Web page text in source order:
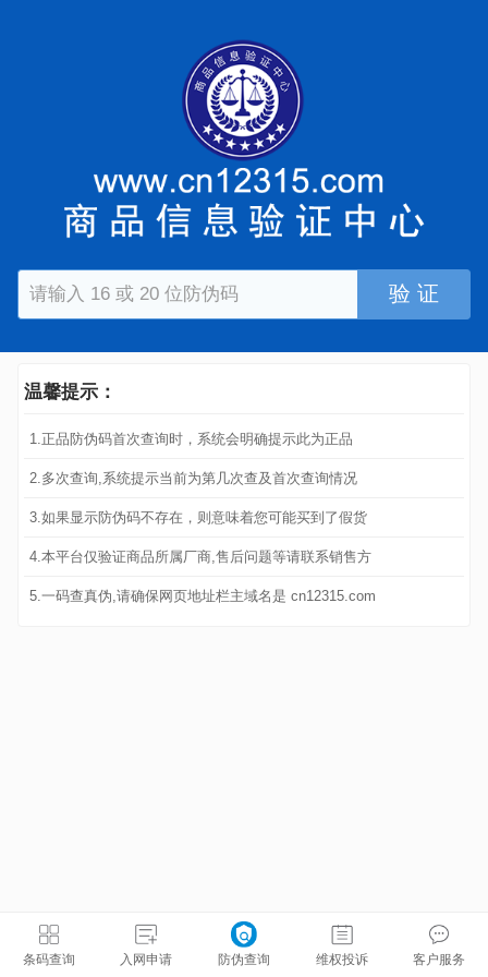
验 证
温馨提示：
1.正品防伪码首次查询时，系统会明确提示此为正品
2.多次查询,系统提示当前为第几次查及首次查询情况
3.如果显示防伪码不存在，则意味着您可能买到了假货
4.本平台仅验证商品所属厂商,售后问题等请联系销售方
5.一码查真伪,请确保网页地址栏主域名是 cn12315.com
条码查询 入网申请 防伪查询 维权投诉 客户服务